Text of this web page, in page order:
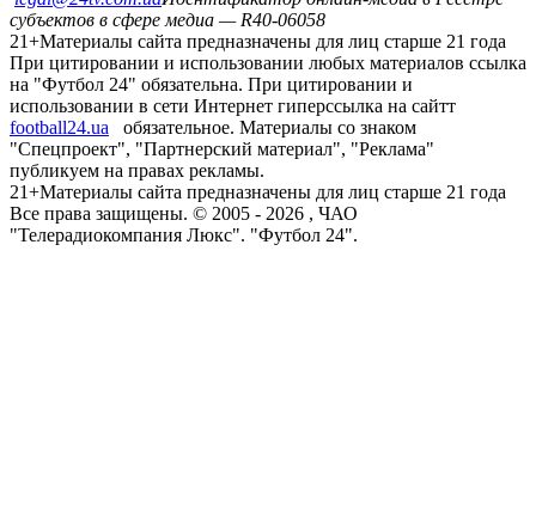
субъектов в сфере медиа — R40-06058
21+Материалы сайта предназначены для лиц старше 21 года
При цитировании и использовании любых материалов ссылка
на "Футбол 24" обязательна. При цитировании и
использовании в сети Интернет гиперссылка на сайтт
football24.ua
обязательное. Материалы со знаком
"Спецпроект", "Партнерский материал", "Реклама"
публикуем на правах рекламы.
21+Материалы сайта предназначены для лиц старше 21 года
Все права защищены. © 2005 - 2026 , ЧАО
"Телерадиокомпания Люкс". "Футбол 24".